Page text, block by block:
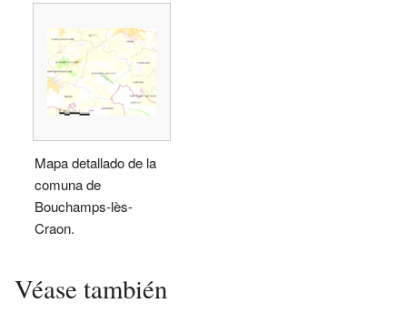
Mapa detallado de la
comuna de
Bouchamps-lès-
Craon.
Véase también